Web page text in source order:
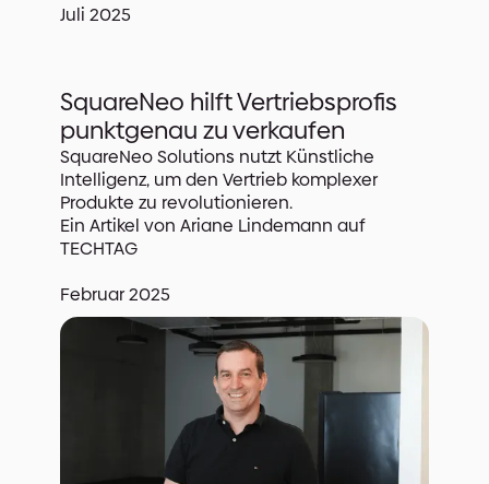
Juli 2025
SquareNeo hilft Vertriebsprofis
punktgenau zu verkaufen
SquareNeo Solutions nutzt Künstliche
Intelligenz, um den Vertrieb komplexer
Produkte zu revolutionieren.
Ein Artikel von Ariane Lindemann auf
TECHTAG
Februar 2025